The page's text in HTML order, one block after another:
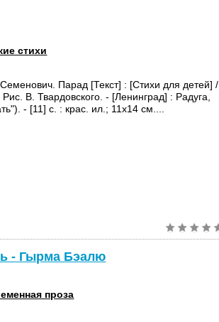
стихи
Парад [Текст] : [Стихи для детей] /
В. Твардовского. - [Ленинград] : Радуга,
- [11] с. : крас. ил.; 11х14 см....
- Гырма Бэалю
проза